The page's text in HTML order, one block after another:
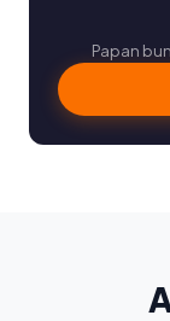
Papan